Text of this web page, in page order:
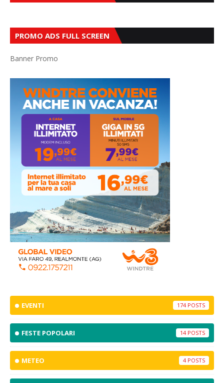
PROMO ADS FULL SCREEN
Banner Promo
EVENTI 174
FESTE POPOLARI 14
METEO 4